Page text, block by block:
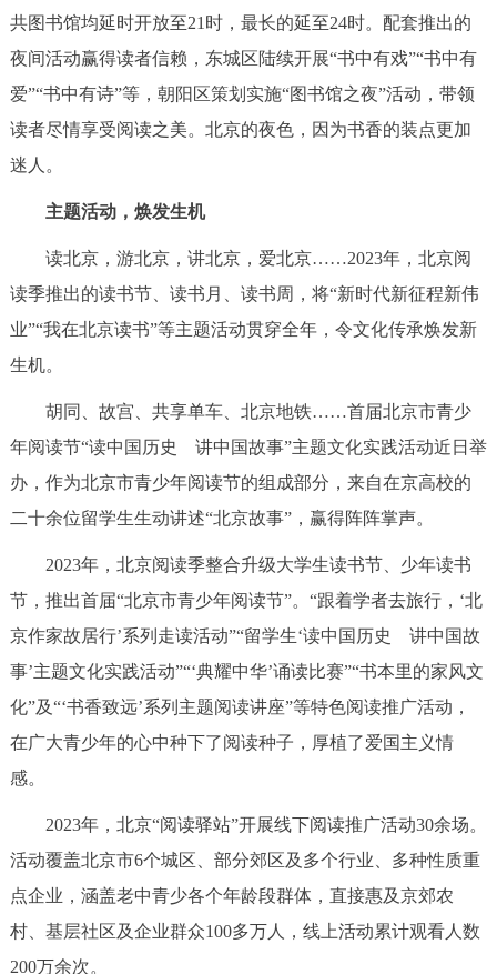
共图书馆均延时开放至21时，最长的延至24时。配套推出的
夜间活动赢得读者信赖，东城区陆续开展“书中有戏”“书中有
爱”“书中有诗”等，朝阳区策划实施“图书馆之夜”活动，带领
读者尽情享受阅读之美。北京的夜色，因为书香的装点更加
迷人。
主题活动，焕发生机
读北京，游北京，讲北京，爱北京……2023年，北京阅
读季推出的读书节、读书月、读书周，将“新时代新征程新伟
业”“我在北京读书”等主题活动贯穿全年，令文化传承焕发新
生机。
胡同、故宫、共享单车、北京地铁……首届北京市青少
年阅读节“读中国历史 讲中国故事”主题文化实践活动近日举
办，作为北京市青少年阅读节的组成部分，来自在京高校的
二十余位留学生生动讲述“北京故事”，赢得阵阵掌声。
2023年，北京阅读季整合升级大学生读书节、少年读书
节，推出首届“北京市青少年阅读节”。“跟着学者去旅行，‘北
京作家故居行’系列走读活动”“留学生‘读中国历史 讲中国故
事’主题文化实践活动”“‘典耀中华’诵读比赛”“书本里的家风文
化”及“‘书香致远’系列主题阅读讲座”等特色阅读推广活动，
在广大青少年的心中种下了阅读种子，厚植了爱国主义情
感。
2023年，北京“阅读驿站”开展线下阅读推广活动30余场。
活动覆盖北京市6个城区、部分郊区及多个行业、多种性质重
点企业，涵盖老中青少各个年龄段群体，直接惠及京郊农
村、基层社区及企业群众100多万人，线上活动累计观看人数
200万余次。